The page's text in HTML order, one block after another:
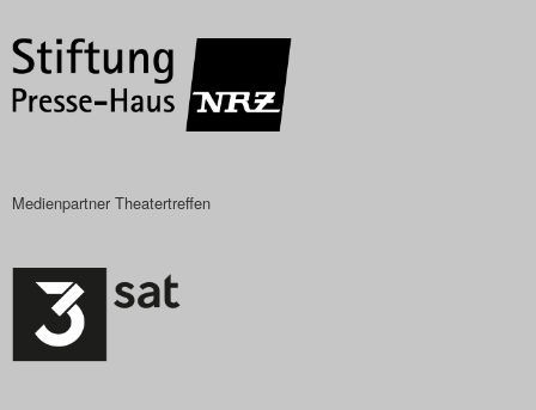
Medienpartner Theatertreffen